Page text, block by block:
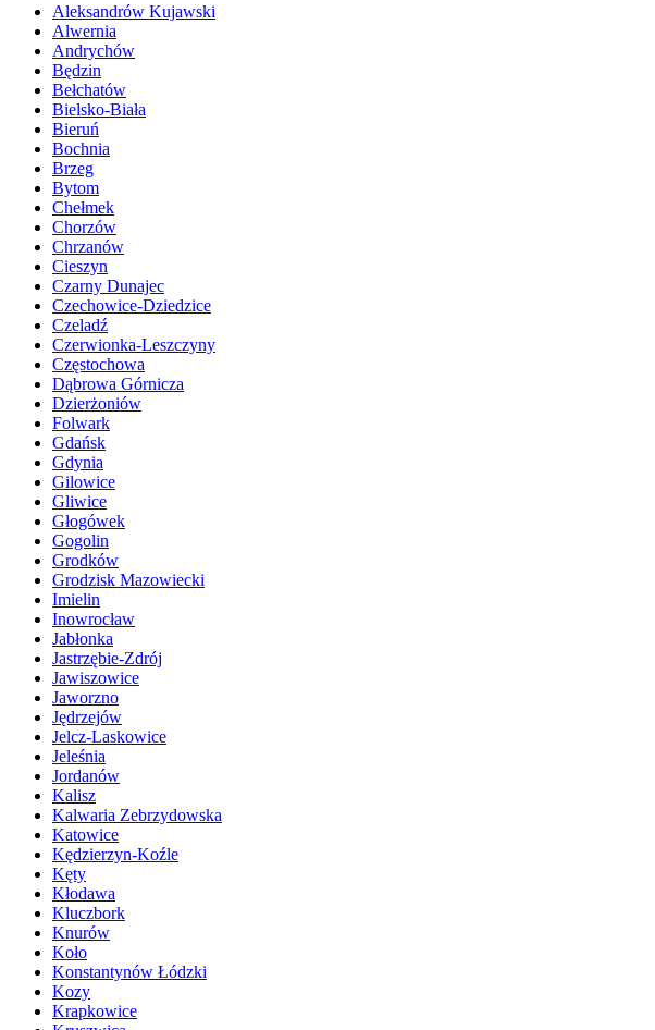
Aleksandrów Kujawski
Alwernia
Andrychów
Będzin
Bełchatów
Bielsko-Biała
Bieruń
Bochnia
Brzeg
Bytom
Chełmek
Chorzów
Chrzanów
Cieszyn
Czarny Dunajec
Czechowice-Dziedzice
Czeladź
Czerwionka-Leszczyny
Częstochowa
Dąbrowa Górnicza
Dzierżoniów
Folwark
Gdańsk
Gdynia
Gilowice
Gliwice
Głogówek
Gogolin
Grodków
Grodzisk Mazowiecki
Imielin
Inowrocław
Jabłonka
Jastrzębie-Zdrój
Jawiszowice
Jaworzno
Jędrzejów
Jelcz-Laskowice
Jeleśnia
Jordanów
Kalisz
Kalwaria Zebrzydowska
Katowice
Kędzierzyn-Koźle
Kęty
Kłodawa
Kluczbork
Knurów
Koło
Konstantynów Łódzki
Kozy
Krapkowice